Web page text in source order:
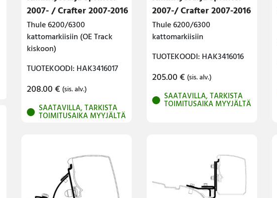
2007- / Crafter 2007-2016
Thule 6200/6300
kattomarkiisiin (OE Track
kiskoon)
TUOTEKOODI: HAK3416017
208.00€ (sis. alv.)
SAATAVILLA, TARKISTA
TOIMITUSAIKA MYYJÄLTÄ
2007-/ Crafter 2007-2016
Thule 6200/6300
kattomarkiisiin
TUOTEKOODI: HAK3416016
205.00€ (sis. alv.)
SAATAVILLA, TARKISTA
TOIMITUSAIKA MYYJÄLTÄ